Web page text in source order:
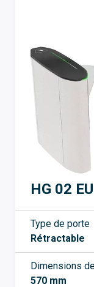
HG 02 EU
Type de porte
Rétractable
Dimensions
570 mm